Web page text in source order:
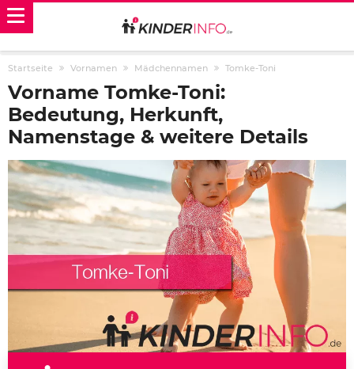
Startseite Vornamen Mädchennamen Tomke-Toni
Vorname Tomke-Toni:
Bedeutung, Herkunft,
Namenstage & weitere Details